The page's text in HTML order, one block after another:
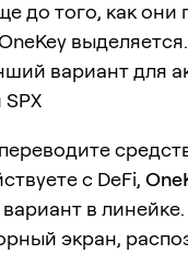
до того, как они
выделяется.
вариант для
с DeFi,
в
экран,